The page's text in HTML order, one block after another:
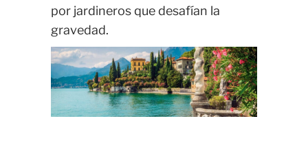
por jardineros que desafían la
gravedad.